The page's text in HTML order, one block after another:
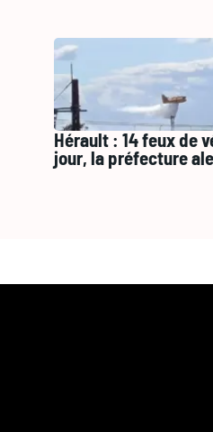
Hérault : 14 feux de
jour, la préfecture